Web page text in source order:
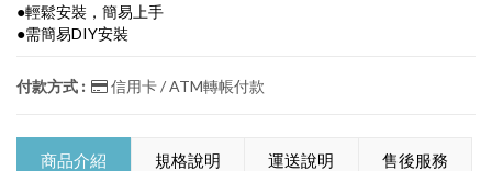
●輕鬆安裝，簡易上手
●需簡易DIY安裝
付款方式 : 信用卡 / ATM轉帳付款
商品介紹 規格說明 運送說明 售後服務